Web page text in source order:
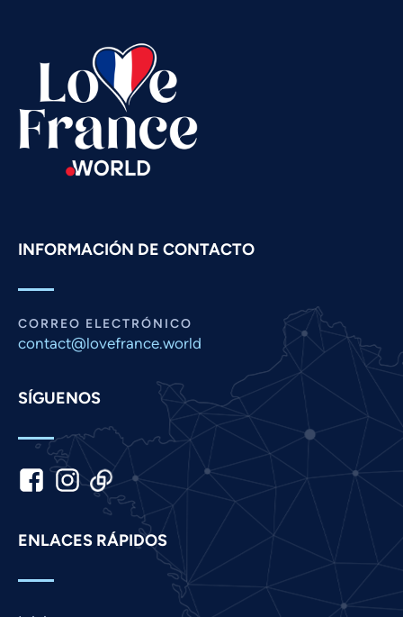
INFORMACIÓN DE CONTACTO
CORREO ELECTRÓNICO
contact@lovefrance.world
SÍGUENOS
ENLACES RÁPIDOS
Italian
Japanese
Kannada
Korean
Malay
Marathi